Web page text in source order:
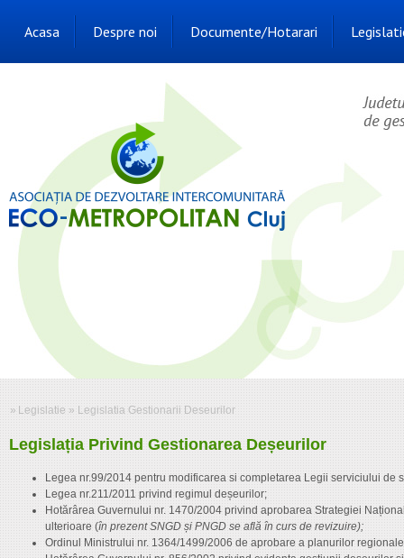
Acasa Despre noi Documente/Hotarari
» Legislatie » Legislatia Gestionarii Deseurilor
Legislația Privind Gestionarea Deșeurilor
Legea nr.99/2014 pentru modificarea si completarea Legii serviciului de
Legea nr.211/2011 privind regimul deșeurilor;
Hotărârea Guvernului nr. 1470/2004 privind aprobarea Strategiei
ulterioare (în prezent SNGD și PNGD se află în curs de revizuire);
Ordinul Ministrului nr. 1364/1499/2006 de aprobare a planurilor